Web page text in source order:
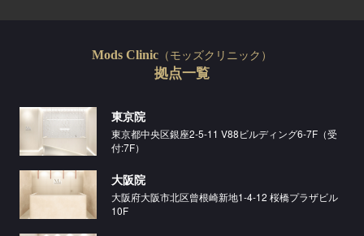
Mods Clinic （モッズクリニック）
拠点一覧
東京院
東京都中央区銀座2-5-11 V88ビルディング6-7F（受
付:7F）
大阪院
大阪府大阪市北区曾根崎新地1-4-12 桜橋プラザビル
10F